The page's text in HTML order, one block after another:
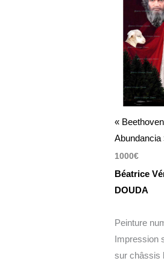
«
Abundancia
1000€
Béatrice
DOUDA
Peinture
Impression
sur châssis